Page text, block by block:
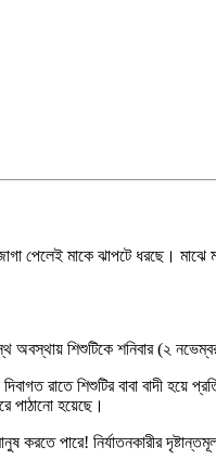
পেলেই মাকে ঝাপটে ধরছে।
শিশুটিকে শনিবার (২
রাতে শিশুটির বাবা বাদী
পাঠানো হয়েছে।
পারে! নির্যাতনকারীর